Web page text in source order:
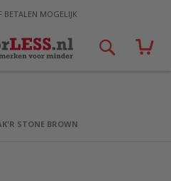
BETALEN MOGELIJK
STONE BROWN